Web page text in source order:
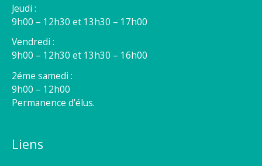
Jeudi :
9h00 – 12h30 et 13h30 – 17h00
Vendredi :
9h00 – 12h30 et 13h30 – 16h00
2éme samedi :
9h00 – 12h00
Permanence d’élus.
Liens